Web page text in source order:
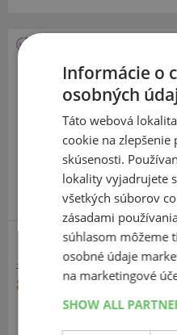
All
185 65
136,53 €
85,20 €
Informácie o
osobných
Táto webová
cookie na zlepšenie
skúsenosti.
lokality vyjadrujete
všetkých súborov
zásadami
súhlasom môžeme
osobné údaje
na marketingové
SHOW ALL